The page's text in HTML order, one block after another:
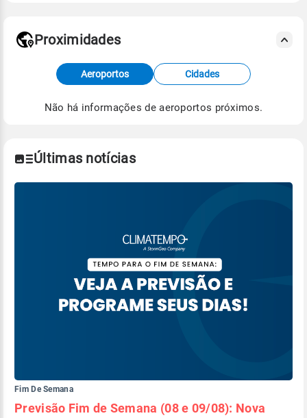
Fonte: dados combinados de estações
meteorológicas e satélite do Centro de Previsão
de Tempo e Estudos Climáticos (CPTEC).
Proximidades
Aeroportos Cidades
Não há informações de aeroportos próximos.
Últimas notícias
Fim De Semana
Previsão Fim de Semana (08 e 09/08): Nova